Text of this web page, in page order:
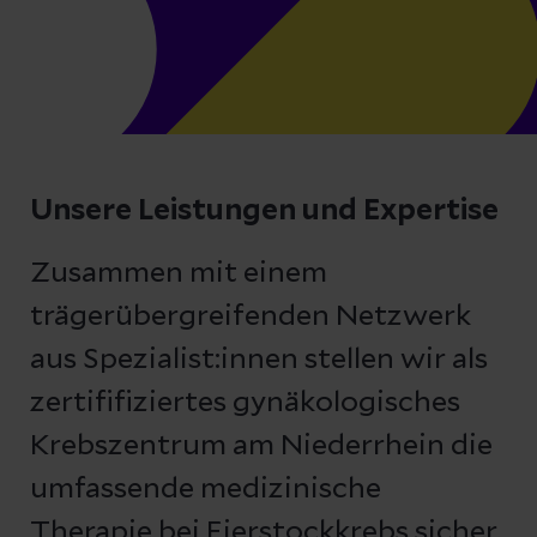
Unsere Leistungen und Expertise
Zusammen mit einem
trägerübergreifenden Netzwerk
aus Spezialist:innen stellen wir als
zertififiziertes gynäkologisches
Krebszentrum am Niederrhein die
umfassende medizinische